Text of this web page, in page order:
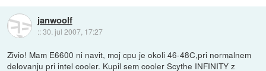
janwoolf
::30. jul 2007, 17:27
Zivio! Mam E6600 ni navit, moj cpu je okoli 46-48C,pri normalnem
delovanju pri intel cooler. Kupil sem cooler Scythe INFINITY z